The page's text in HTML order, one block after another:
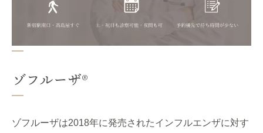
ゾフルーザ®
ゾフルーザは2018年に発売されたインフルエンザに対す